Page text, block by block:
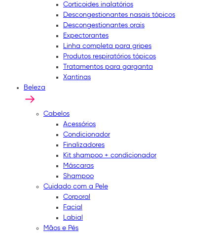
Corticoides inalatórios
Descongestionantes nasais tópicos
Descongestionantes orais
Expectorantes
Linha completa para gripes
Produtos respiratórios tópicos
Tratamentos para garganta
Xantinas
Beleza
Cabelos
Acessórios
Condicionador
Finalizadores
Kit shampoo + condicionador
Máscaras
Shampoo
Cuidado com a Pele
Corporal
Facial
Labial
Mãos e Pés